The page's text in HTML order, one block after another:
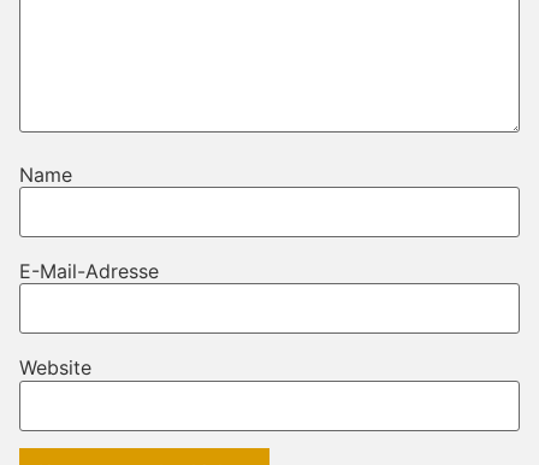
Name
E-Mail-Adresse
Website